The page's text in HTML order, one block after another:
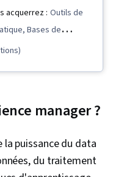
acquerrez : Outils de
Bases de
du modèle,
Programmation
Big Data, SQL,
Procédure
manager ?
puissance du data
du traitement